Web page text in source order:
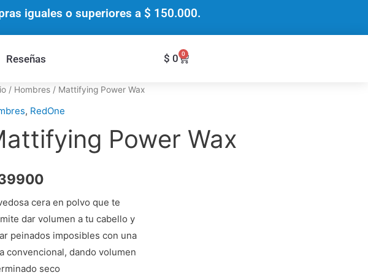
iguales o superiores a $ 150.000.
Reseñas $ 0 0
Cart
/ Hombres / Mattifying Power Wax
, RedOne
Power Wax
cera en polvo que te
dar volumen a tu cabello y
peinados imposibles con una
convencional, dando volumen
seco